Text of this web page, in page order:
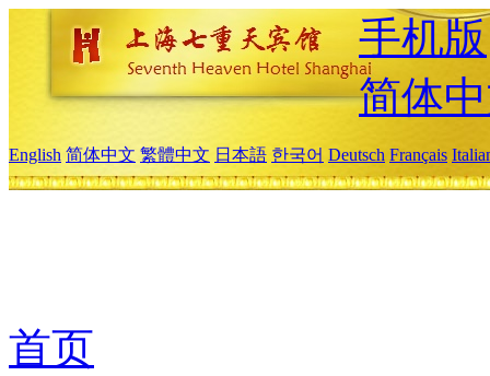
手机版
简体
English 简体中文 繁體中文 日本語 한국어 Deutsch Français
首页